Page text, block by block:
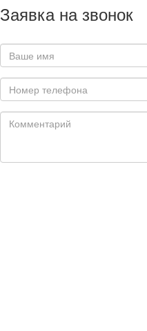
Заявка на звонок